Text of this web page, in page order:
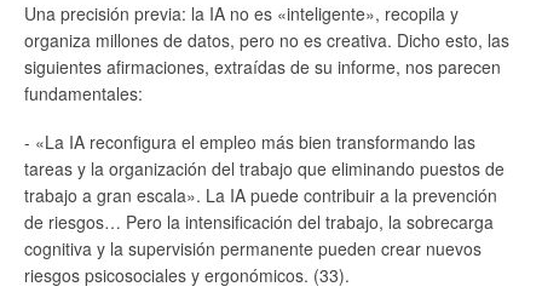
Una precisión previa: la IA no es «inteligente», recopila y
organiza millones de datos, pero no es creativa. Dicho esto, las
siguientes afirmaciones, extraídas de su informe, nos parecen
fundamentales:
- «La IA reconfigura el empleo más bien transformando las
tareas y la organización del trabajo que eliminando puestos de
trabajo a gran escala». La IA puede contribuir a la prevención
de riesgos… Pero la intensificación del trabajo, la sobrecarga
cognitiva y la supervisión permanente pueden crear nuevos
riesgos psicosociales y ergonómicos. (33).